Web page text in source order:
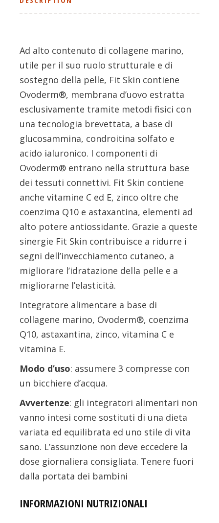
Ad alto contenuto di collagene marino,
utile per il suo ruolo strutturale e di
sostegno della pelle, Fit Skin contiene
Ovoderm®, membrana d’uovo estratta
esclusivamente tramite metodi fisici con
una tecnologia brevettata, a base di
glucosammina, condroitina solfato e
acido ialuronico. I componenti di
Ovoderm® entrano nella struttura base
dei tessuti connettivi. Fit Skin contiene
anche vitamine C ed E, zinco oltre che
coenzima Q10 e astaxantina, elementi ad
alto potere antiossidante. Grazie a queste
sinergie Fit Skin contribuisce a ridurre i
segni dell’invecchiamento cutaneo, a
migliorare l’idratazione della pelle e a
migliorarne l’elasticità.
Integratore alimentare a base di
collagene marino, Ovoderm®, coenzima
Q10, astaxantina, zinco, vitamina C e
vitamina E.
Modo d’uso: assumere 3 compresse con
un bicchiere d’acqua.
Avvertenze: gli integratori alimentari non
vanno intesi come sostituti di una dieta
variata ed equilibrata ed uno stile di vita
sano. L’assunzione non deve eccedere la
dose giornaliera consigliata. Tenere fuori
dalla portata dei bambini
INFORMAZIONI NUTRIZIONALI